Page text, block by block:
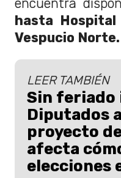
encuentra
hasta
Vespucio Norte.
LEER TAMBIÉN
Sin feriado
Diputados
proyecto
afecta
elecciones